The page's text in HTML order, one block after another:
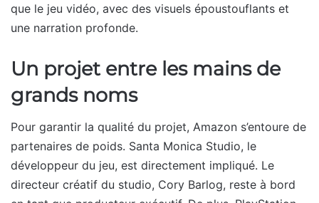
que le jeu vidéo, avec des visuels époustouflants et
une narration profonde.
Un projet entre les mains de
grands noms
Pour garantir la qualité du projet, Amazon s’entoure de
partenaires de poids. Santa Monica Studio, le
développeur du jeu, est directement impliqué. Le
directeur créatif du studio, Cory Barlog, reste à bord